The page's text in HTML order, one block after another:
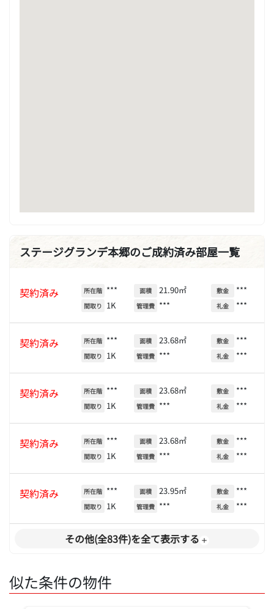
ステージグランデ本郷のご成約済み部屋一覧
契約済み 所在階 ***
間取り 1K
面積 21.90㎡
管理費 ***
敷金 ***
礼金 ***
契約済み 所在階 ***
間取り 1K
面積 23.68㎡
管理費 ***
敷金 ***
礼金 ***
契約済み 所在階 ***
間取り 1K
面積 23.68㎡
管理費 ***
敷金 ***
礼金 ***
契約済み 所在階 ***
間取り 1K
面積 23.68㎡
管理費 ***
敷金 ***
礼金 ***
契約済み 所在階 ***
間取り 1K
面積 23.95㎡
管理費 ***
敷金 ***
礼金 ***
その他(全83件)を全て表示する
似た条件の物件